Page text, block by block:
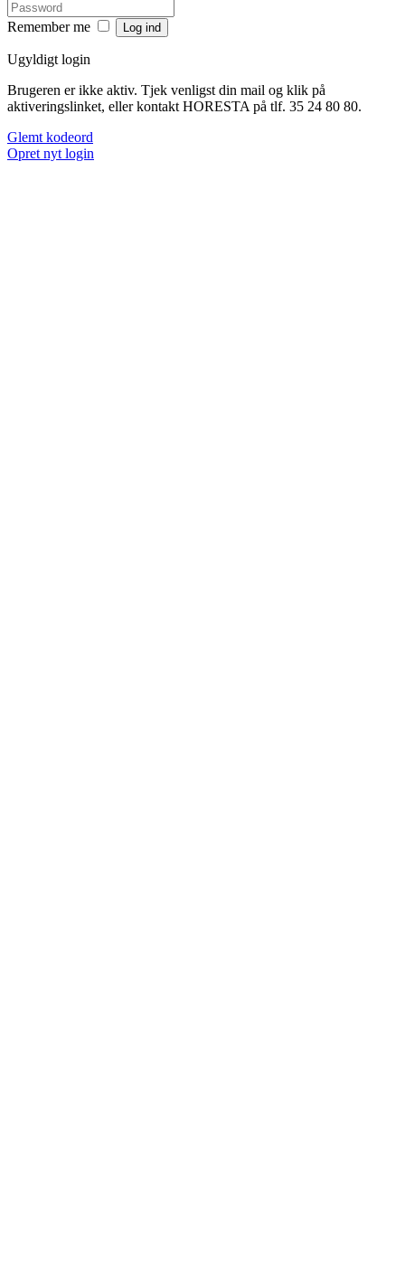
Remember me
Ugyldigt login
Brugeren er ikke aktiv. Tjek venligst din mail og klik på
aktiveringslinket, eller kontakt HORESTA på tlf. 35 24 80 80.
Glemt kodeord
Opret nyt login